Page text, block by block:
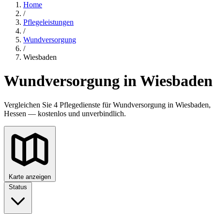
Home
/
Pflegeleistungen
/
Wundversorgung
/
Wiesbaden
Wundversorgung in Wiesbaden
Vergleichen Sie 4 Pflegedienste für Wundversorgung in Wiesbaden,
Hessen — kostenlos und unverbindlich.
Karte anzeigen
Status